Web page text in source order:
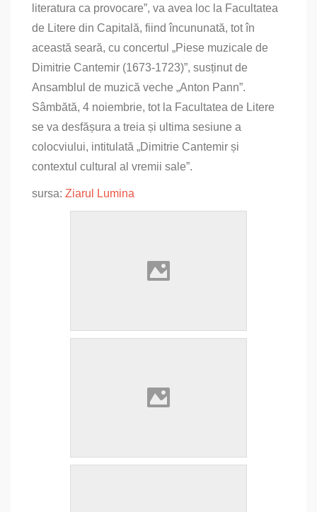
literatura ca provocare”, va avea loc la Facultatea
de Litere din Capitală, fiind încununată, tot în
această seară, cu concertul „Piese muzicale de
Dimitrie Cantemir (1673‑1723)”, susținut de
Ansamblul de muzică veche „Anton Pann”.
Sâmbătă, 4 noiembrie, tot la Facultatea de Litere
se va desfășura a treia și ultima sesiune a
colocviului, intitulată „Dimitrie Cantemir și
contextul cultural al vremii sale”.
sursa: Ziarul Lumina